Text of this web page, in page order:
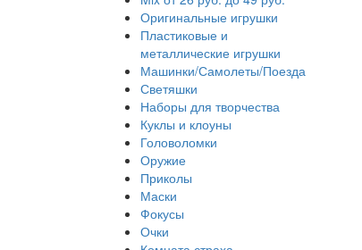
Оригинальные игрушки
Пластиковые и
металлические игрушки
Машинки/Самолеты/Поезда
Светяшки
Наборы для творчества
Куклы и клоуны
Головоломки
Оружие
Приколы
Маски
Фокусы
Очки